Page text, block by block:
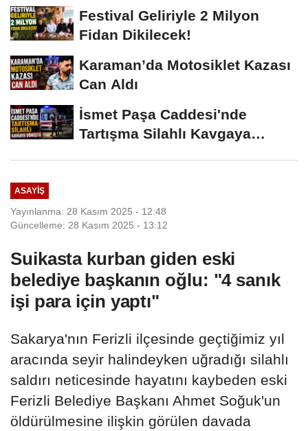
Festival Geliriyle 2 Milyon
Fidan Dikilecek!
Karaman’da Motosiklet Kazası
Can Aldı
İsmet Paşa Caddesi'nde
Tartışma Silahlı Kavgaya
ASAYIŞ
Yayınlanma: 28 Kasım 2025 - 12:48
Güncelleme: 28 Kasım 2025 - 13:12
Suikasta kurban giden eski
belediye başkanın oğlu: "4 sanık
işi para için yaptı"
Sakarya'nın Ferizli ilçesinde geçtiğimiz yıl
aracında seyir halindeyken uğradığı silahlı
saldırı neticesinde hayatını kaybeden eski
Ferizli Belediye Başkanı Ahmet Soğuk'un
öldürülmesine ilişkin görülen davada